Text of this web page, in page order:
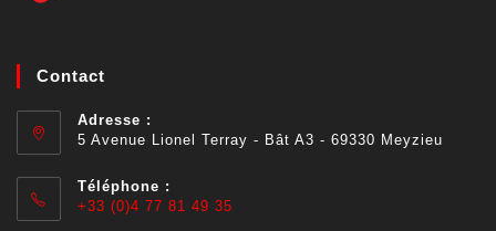
Contact
Adresse :
5 Avenue Lionel Terray - Bât A3 - 69330 Meyzieu
Téléphone :
+33 (0)4 77 81 49 35